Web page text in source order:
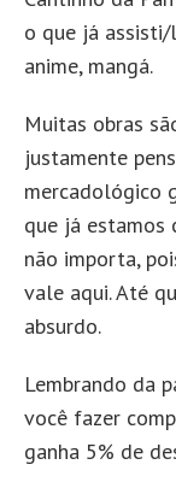
o que já assisti/
anime, mangá.
Muitas obras
justamente
mercadológico
que já estamos
não importa,
vale aqui. Até
absurdo.
Lembrando da
você fazer
ganha 5% de